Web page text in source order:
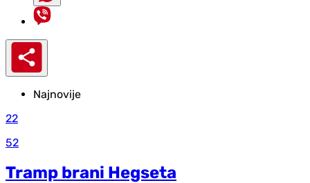
Najnovije
22
52
Tramp brani Hegseta